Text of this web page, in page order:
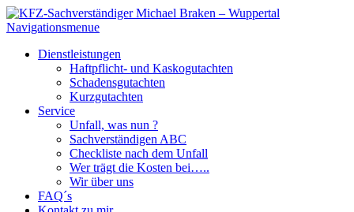
Navigationsmenue
Dienstleistungen
Haftpflicht- und Kaskogutachten
Schadensgutachten
Kurzgutachten
Service
Unfall, was nun ?
Sachverständigen ABC
Checkliste nach dem Unfall
Wer trägt die Kosten bei…..
Wir über uns
FAQ´s